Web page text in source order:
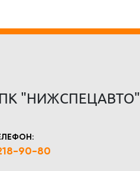
"НИЖСПЕЦАВТО"
90-80